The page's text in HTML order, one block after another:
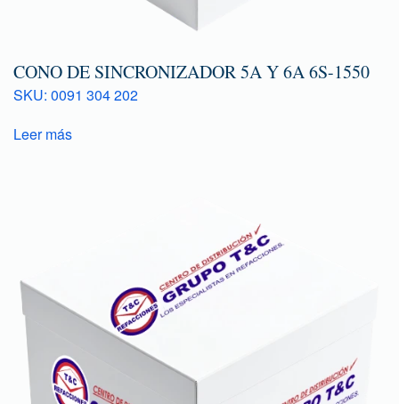
CONO DE SINCRONIZADOR 5A Y 6A 6S-1550
SKU: 0091 304 202
Leer más